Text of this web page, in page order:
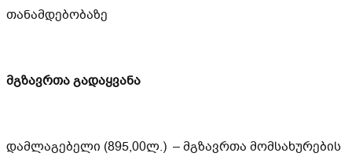
თანამდებობაზე
მგზავრთა გადაყვანა
დამლაგებელი (895,00ლ.) – მგზავრთა მომსახურების